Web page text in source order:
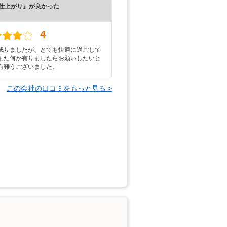
上がり』が良かった
4
りましたが、とても快適に過ごして
た何か有りましたらお願いしたいと
難うございました。
この会社の口コミをもっと見る >